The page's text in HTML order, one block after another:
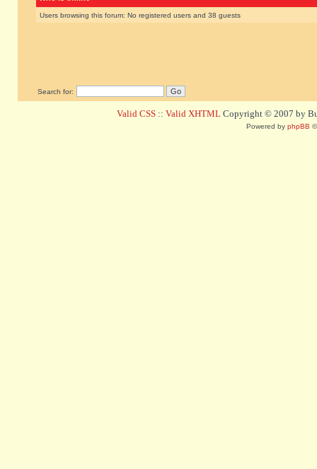
Users browsing this forum: No registered users and 38 guests
Search for:
Valid CSS :: Valid XHTML Copyright © 2007 by
Powered by phpBB